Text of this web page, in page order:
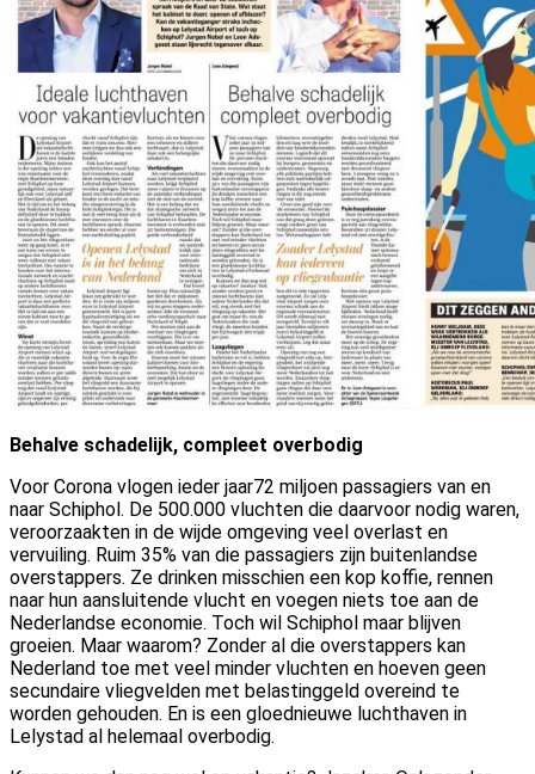
Behalve schadelijk, compleet overbodig
Voor Corona vlogen ieder jaar72 miljoen passagiers van en
naar Schiphol. De 500.000 vluchten die daarvoor nodig waren,
veroorzaakten in de wijde omgeving veel overlast en
vervuiling. Ruim 35% van die passagiers zijn buitenlandse
overstappers. Ze drinken misschien een kop koffie, rennen
naar hun aansluitende vlucht en voegen niets toe aan de
Nederlandse economie. Toch wil Schiphol maar blijven
groeien. Maar waarom? Zonder al die overstappers kan
Nederland toe met veel minder vluchten en hoeven geen
secundaire vliegvelden met belastinggeld overeind te
worden gehouden. En is een gloednieuwe luchthaven in
Lelystad al helemaal overbodig.